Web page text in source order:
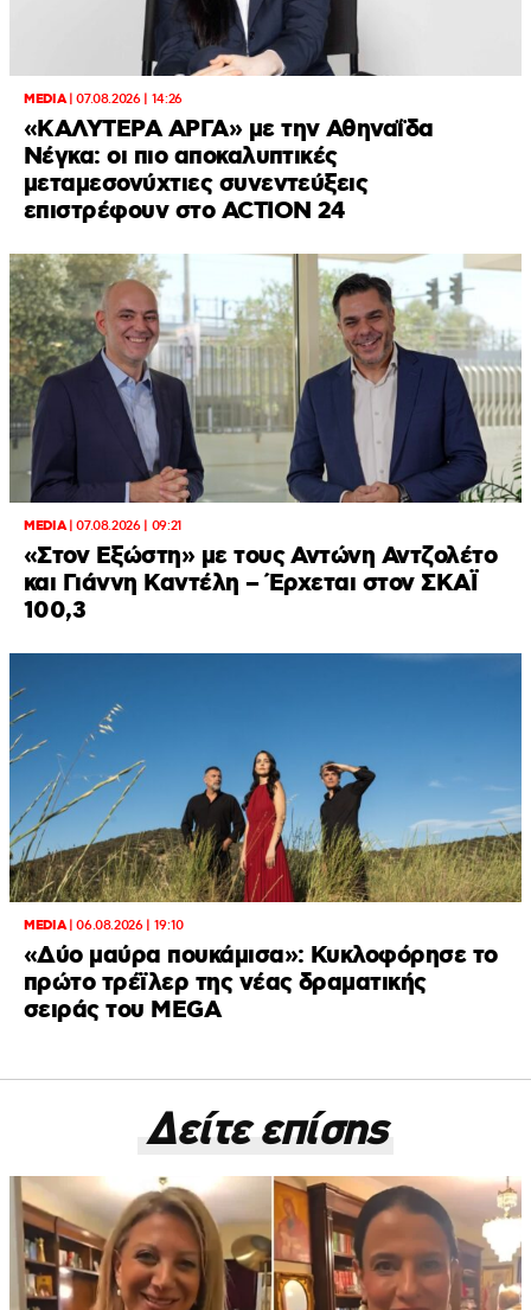
MEDIA|07.08.2026 | 14:26
«ΚΑΛΥΤΕΡΑ ΑΡΓΑ» με την Αθηναΐδα
Νέγκα: οι πιο αποκαλυπτικές
μεταμεσονύχτιες συνεντεύξεις
επιστρέφουν στο ACTION 24
MEDIA|07.08.2026 | 09:21
«Στον Εξώστη» με τους Αντώνη Αντζολέτο
και Γιάννη Καντέλη – Έρχεται στον ΣΚΑΪ
100,3
MEDIA|06.08.2026 | 19:10
«Δύο μαύρα πουκάμισα»: Κυκλοφόρησε το
πρώτο τρέϊλερ της νέας δραματικής
σειράς του MEGA
Δείτε επίσης